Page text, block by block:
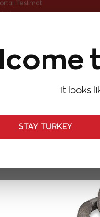
It looks
STAY TURKEY
Teslimat
Çok Satanlar